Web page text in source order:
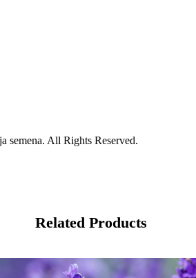
semena. All Rights Reserved.
Related Products